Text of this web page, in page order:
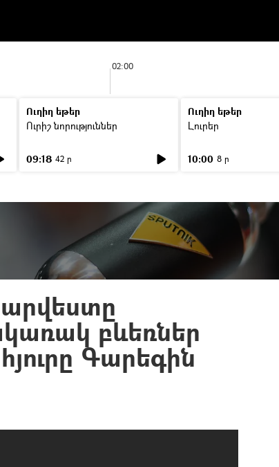
02:00
Ուղիղ եթեր
Ուրիշ նորություններ
09:18 42 ր
Ուղիղ եթեր
Լուրեր
10:00 8 ր
արվեստը
բևեռներ
Գարեգին